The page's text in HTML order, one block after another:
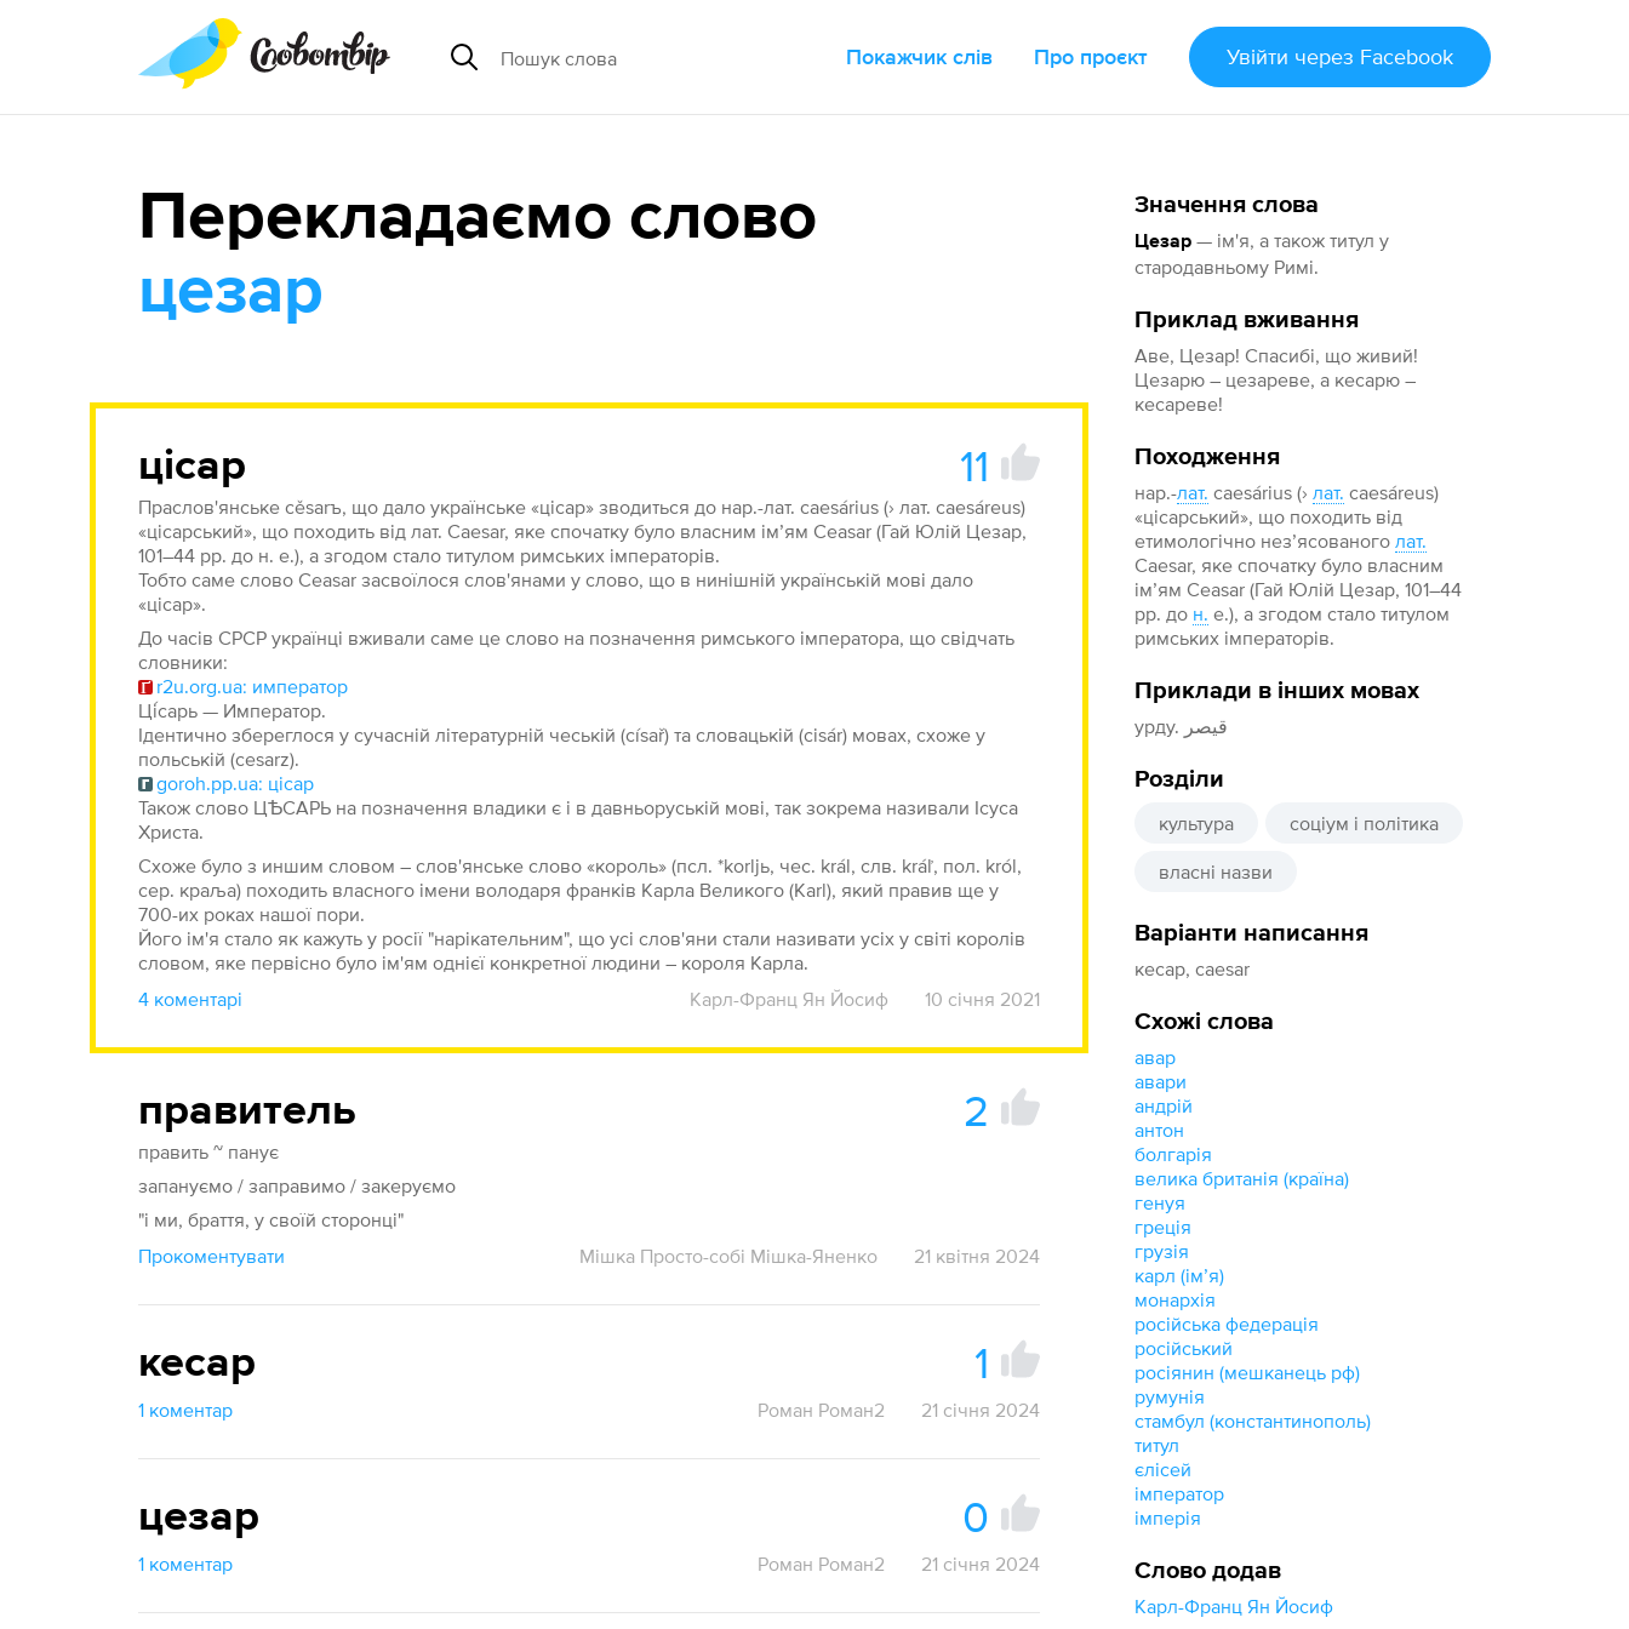
Покажчик слів Про проєкт Увійти через Facebook
Значення слова
Цезар — ім'я, а також титул у
стародавньому Римі.
Приклад вживання
Аве, Цезар! Спасибі, що живий!
Цезарю – цезареве, а кесарю –
кесареве!
Походження
нар.-лат. caesárius (› лат. caesárеus)
«цісарський», що походить від
етимологічно нез’ясованого лат.
Caesar, яке спочатку було власним
ім’ям Ceasar (Гай Юлій Цезар, 101–44
рр. до н. е.), а згодом стало титулом
римських імператорів.
Приклади в інших мовах
урду. قیصر
Розділи
культура соціум і політика
власні назви
Варіанти написання
кесар, caesar
Схожі слова
авар
авари
андрій
антон
болгарія
велика британія (країна)
генуя
греція
грузія
карл (імʼя)
монархія
російська федерація
російський
росіянин (мешканець рф)
румунія
стамбул (константинополь)
титул
єлісей
імператор
імперія
Слово додав
Карл-Франц Ян Йосиф
Перекладаємо слово
цезар
цісар 11
Праслов'янське cěsаrъ, що дало українське «цісар» зводиться до нар.-лат. caesárius (› лат. caesárеus)
«цісарський», що походить від лат. Caesar, яке спочатку було власним ім’ям Ceasar (Гай Юлій Цезар,
101–44 рр. до н. е.), а згодом стало титулом римських імператорів.
Тобто саме слово Ceasar засвоїлося слов'янами у слово, що в нинішній українській мові дало
«цісар».
До часів СРСР українці вживали саме це слово на позначення римського імператора, що свідчать
словники:
r2u.org.ua: император
Ці́сарь — Император.
Ідентично збереглося у сучасній літературній чеській (císař) та словацькій (cisár) мовах, схоже у
польській (cesarz).
goroh.pp.ua: цісар
Також слово ЦѢСАРЬ на позначення владики є і в давньоруській мові, так зокрема називали Ісуса
Христа.
Схоже було з иншим словом – слов'янське слово «король» (псл. *korljь, чес. král, слв. kráľ, пол. król,
сер. краља) походить власного імени володаря франків Карла Великого (Karl), який правив ще у
700-их роках нашої пори.
Його ім'я стало як кажуть у росії "нарікательним", що усі слов'яни стали називати усіх у світі королів
словом, яке первісно було ім'ям однієї конкретної людини – короля Карла.
4 коментарі
Карл-Франц Ян Йосиф 10 січня 2021
правитель 2
править ~ панує
запануємо / заправимо / закеруємо
"і ми, браття, у своїй сторонці"
Прокоментувати
Мішка Просто-собі Мішка-Яненко 21 квітня 2024
кесар 1
1 коментар Роман Роман2 21 січня 2024
цезар 0
1 коментар Роман Роман2 21 січня 2024